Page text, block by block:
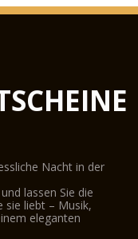
Nacht in der
lassen Sie die
sie liebt – Musik,
eleganten